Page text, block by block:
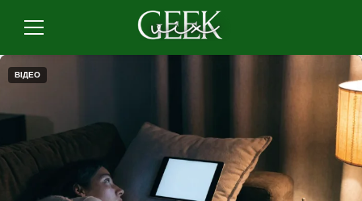
Меню
ВІДЕО